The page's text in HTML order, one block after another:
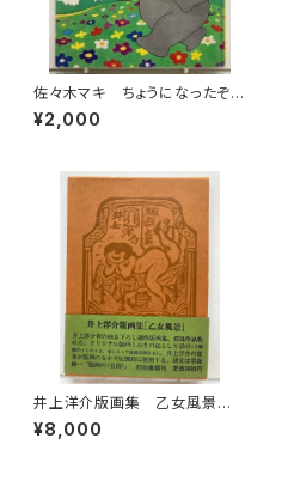
佐々木マキ ちょうになったぞ
う キンダーメルヘン傑作選11
1981年（昭56） フレーベル
¥2,000
井上洋介版画集 乙女風景
オリジナル版画１点付 1978
年 初版 函 村松書館
¥8,000